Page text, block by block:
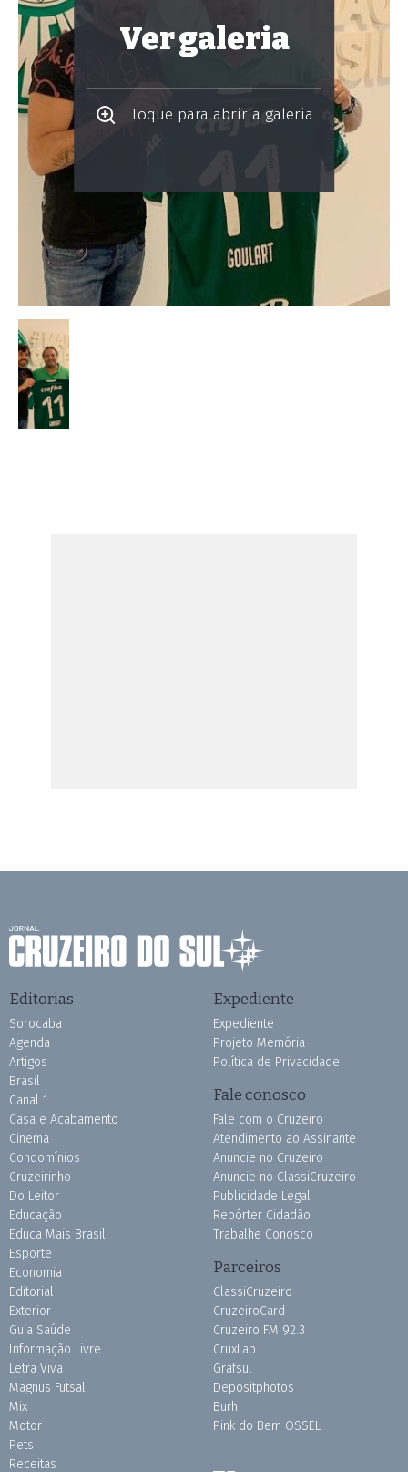
Ver galeria
Toque para abrir a galeria
Editorias
Sorocaba
Agenda
Artigos
Brasil
Canal 1
Casa e Acabamento
Cinema
Condomínios
Cruzeirinho
Do Leitor
Educação
Educa Mais Brasil
Esporte
Economia
Editorial
Exterior
Guia Saúde
Informação Livre
Letra Viva
Magnus Futsal
Mix
Motor
Pets
Receitas
Expediente
Expediente
Projeto Memória
Política de Privacidade
Fale conosco
Fale com o Cruzeiro
Atendimento ao Assinante
Anuncie no Cruzeiro
Anuncie no ClassiCruzeiro
Publicidade Legal
Repórter Cidadão
Trabalhe Conosco
Parceiros
ClassiCruzeiro
CruzeiroCard
Cruzeiro FM 92.3
CruxLab
Grafsul
Depositphotos
Burh
Pink do Bem OSSEL